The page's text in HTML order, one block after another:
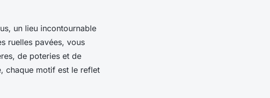
un lieu incontournable
ruelles pavées, vous
de poteries et de
chaque motif est le reflet